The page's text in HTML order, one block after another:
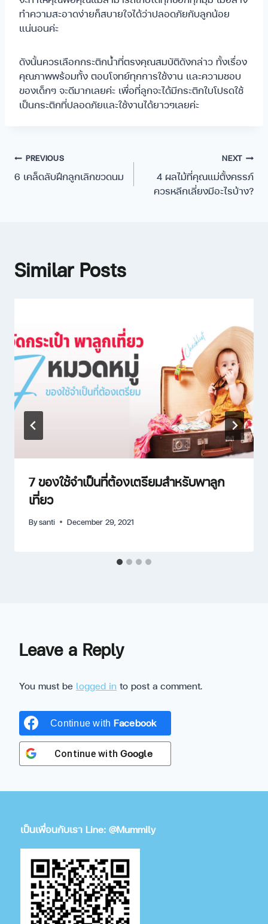
ทำความสะอาดง่ายก็สบายใจได้ว่าปลอดภัยกับลูกน้อย
แน่นอนค่ะ
ดังนั้นควรเลือกกระติกน้ำที่ตรงคุณสมบัติดังกล่าว ทั้งเรื่อง
คุณภาพพร้อมทั้ง ตอบโจทย์ทุกการใช้งาน และความชอบ
ของเด็กๆ จะดีมากเลยค่ะ เพื่อที่ลูกจะได้มีกระติกใบโปรดใช้
เป็นกระติกที่ปลอดภัยและใช้งานได้ยาวๆเลยค่ะ
PREVIOUS
6 เคล็ดลับฝึกลูกเลิกขวดนม
NEXT
4 ผลไม้ที่คุณแม่ตั้งครรภ์
ควรหลีกเลี่ยงมีอะไรบ้าง?
Similar Posts
7 ของใช้จำเป็นที่ต้องเตรียมสำหรับพาลูก
เที่ยว
Bysanti December 29, 2021
Leave a Reply
You must be logged in to post a comment.
Continue with Facebook
Continue withGoogle
เป็นเพื่อนกับเรา Line: @Mummily